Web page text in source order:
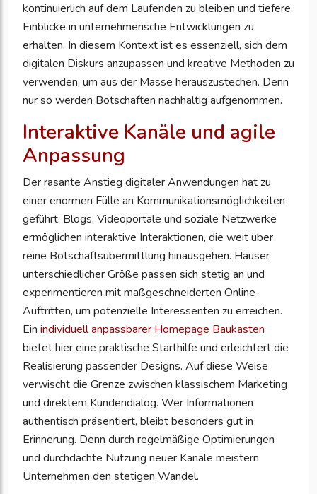
kontinuierlich auf dem Laufenden zu bleiben und tiefere
Einblicke in unternehmerische Entwicklungen zu
erhalten. In diesem Kontext ist es essenziell, sich dem
digitalen Diskurs anzupassen und kreative Methoden zu
verwenden, um aus der Masse herauszustechen. Denn
nur so werden Botschaften nachhaltig aufgenommen.
Interaktive Kanäle und agile
Anpassung
Der rasante Anstieg digitaler Anwendungen hat zu
einer enormen Fülle an Kommunikationsmöglichkeiten
geführt. Blogs, Videoportale und soziale Netzwerke
ermöglichen interaktive Interaktionen, die weit über
reine Botschaftsübermittlung hinausgehen. Häuser
unterschiedlicher Größe passen sich stetig an und
experimentieren mit maßgeschneiderten Online-
Auftritten, um potenzielle Interessenten zu erreichen.
Ein individuell anpassbarer Homepage Baukasten
bietet hier eine praktische Starthilfe und erleichtert die
Realisierung passender Designs. Auf diese Weise
verwischt die Grenze zwischen klassischem Marketing
und direktem Kundendialog. Wer Informationen
authentisch präsentiert, bleibt besonders gut in
Erinnerung. Denn durch regelmäßige Optimierungen
und durchdachte Nutzung neuer Kanäle meistern
Unternehmen den stetigen Wandel.